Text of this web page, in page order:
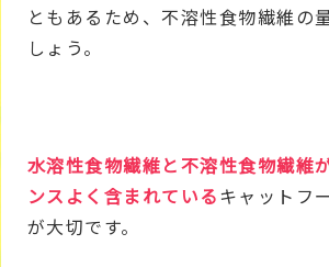
ともあるため、不溶性食物繊維の
しょう。
水溶性食物繊維と不溶性食物繊維
ンスよく含まれているキャットフ
が大切です。